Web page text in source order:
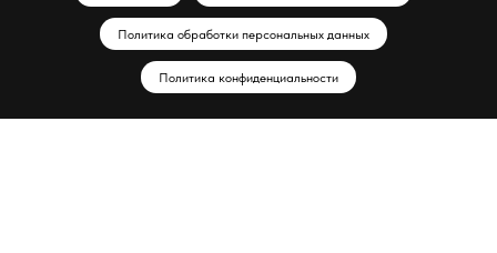
Политика обработки персональных данных
Политика конфиденциальности